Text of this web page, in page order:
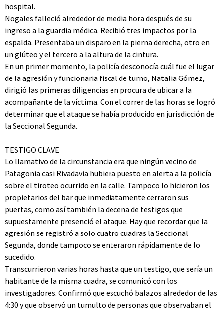
hospital.
Nogales falleció alrededor de media hora después de su
ingreso a la guardia médica. Recibió tres impactos por la
espalda. Presentaba un disparo en la pierna derecha, otro en
un glúteo y el tercero a la altura de la cintura.
En un primer momento, la policía desconocía cuál fue el lugar
de la agresión y funcionaria fiscal de turno, Natalia Gómez,
dirigió las primeras diligencias en procura de ubicar a la
acompañante de la víctima. Con el correr de las horas se logró
determinar que el ataque se había producido en jurisdicción de
la Seccional Segunda.
TESTIGO CLAVE
Lo llamativo de la circunstancia era que ningún vecino de
Patagonia casi Rivadavia hubiera puesto en alerta a la policía
sobre el tiroteo ocurrido en la calle. Tampoco lo hicieron los
propietarios del bar que inmediatamente cerraron sus
puertas, como así también la decena de testigos que
supuestamente presenció el ataque. Hay que recordar que la
agresión se registró a solo cuatro cuadras la Seccional
Segunda, donde tampoco se enteraron rápidamente de lo
sucedido.
Transcurrieron varias horas hasta que un testigo, que sería un
habitante de la misma cuadra, se comunicó con los
investigadores. Confirmó que escuchó balazos alrededor de las
4:30 y que observó un tumulto de personas que observaban el